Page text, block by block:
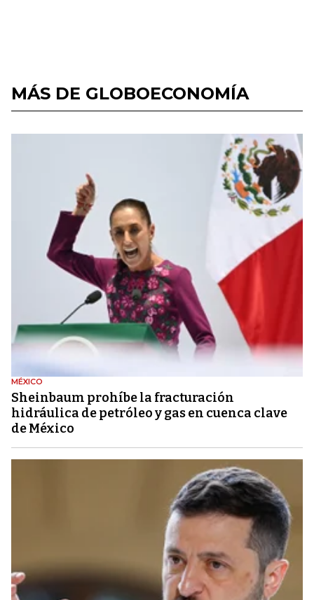
MÁS DE GLOBOECONOMÍA
MÉXICO
Sheinbaum prohíbe la fracturación
hidráulica de petróleo y gas en cuenca clave
de México